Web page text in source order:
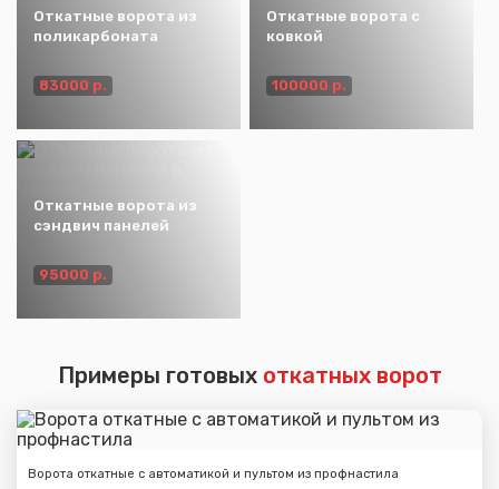
Откатные ворота из
поликарбоната
83000 р.
Откатные ворота с
ковкой
100000 р.
Откатные ворота из
сэндвич панелей
95000 р.
Примеры готовых откатных ворот
Ворота откатные с автоматикой и пультом из профнастила